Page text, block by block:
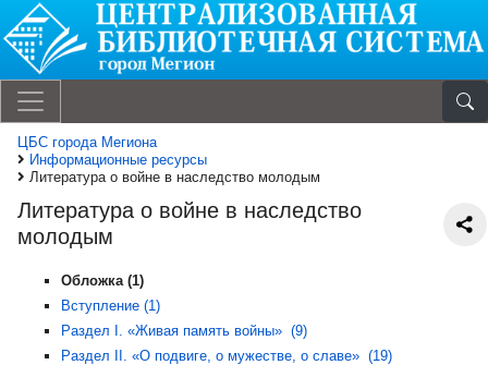
ЦБС города Мегиона
Информационные ресурсы
Литература о войне в наследство молодым
Литература о войне в наследство
молодым
Обложка (1)
Вступление (1)
Раздел I. «Живая память войны» (9)
Раздел II. «О подвиге, о мужестве, о славе» (19)